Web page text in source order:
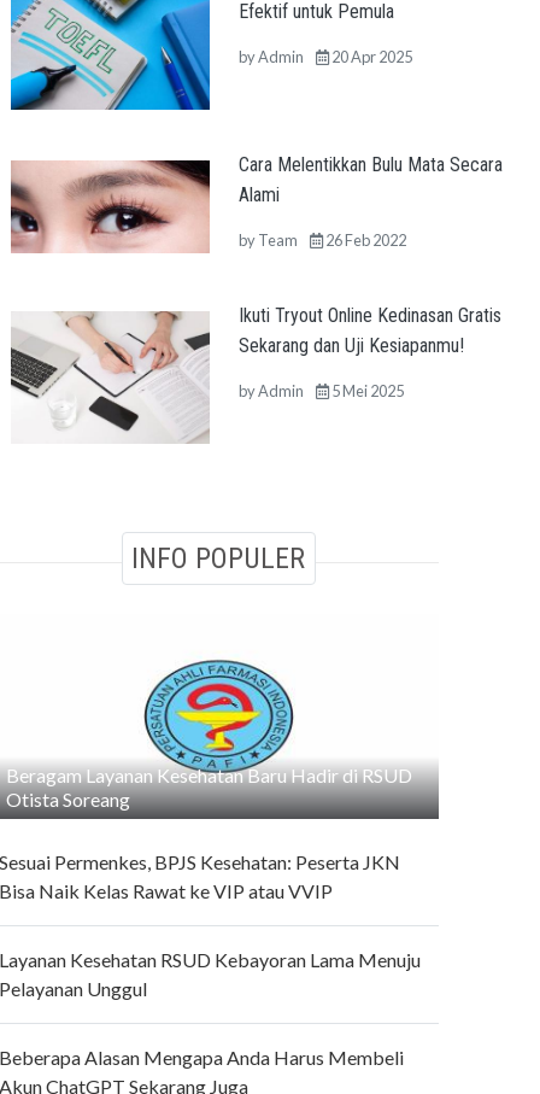
Efektif untuk Pemula
byAdmin 20 Apr 2025
Cara Melentikkan Bulu Mata Secara
Alami
byTeam 26 Feb 2022
Ikuti Tryout Online Kedinasan Gratis
Sekarang dan Uji Kesiapanmu!
byAdmin 5 Mei 2025
INFO POPULER
Beragam Layanan Kesehatan Baru Hadir di RSUD
Otista Soreang
Permenkes, BPJS Kesehatan: Peserta JKN
Naik Kelas Rawat ke VIP atau VVIP
Kesehatan RSUD Kebayoran Lama Menuju
Unggul
Alasan Mengapa Anda Harus Membeli
ChatGPT Sekarang Juga